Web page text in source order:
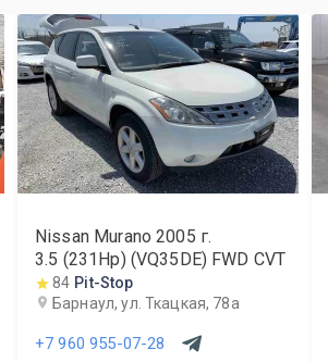
Nissan Murano 2005 г.
3.5 (231Hp) (VQ35DE) FWD CVT
84 Pit-Stop
Барнаул, ул. Ткацкая, 78а
+7 960 955-07-28